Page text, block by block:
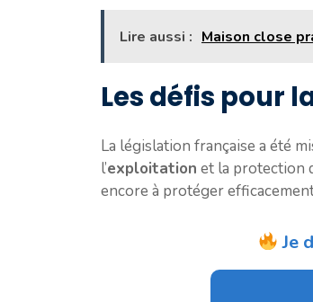
Lire aussi : Maison close
Les défis pour
La législation française a été
l’exploitation et la protection
encore à protéger
Je